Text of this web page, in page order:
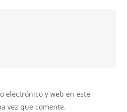
electrónico y web en este
vez que comente.